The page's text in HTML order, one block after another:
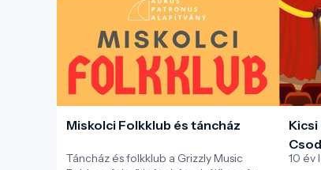
Miskolci Folkklub és táncház
Táncház és folkklub a Grizzly Music
10 év